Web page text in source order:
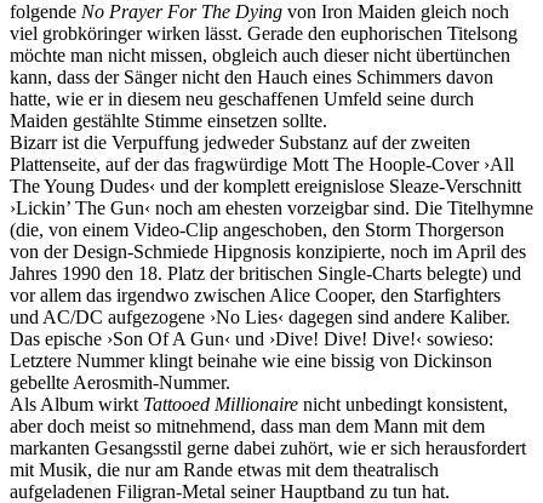
folgende No Prayer For The Dying von Iron Maiden gleich noch
viel grobköringer wirken lässt. Gerade den euphorischen Titelsong
möchte man nicht missen, obgleich auch dieser nicht übertünchen
kann, dass der Sänger nicht den Hauch eines Schimmers davon
hatte, wie er in diesem neu geschaffenen Umfeld seine durch
Maiden gestählte Stimme einsetzen sollte.
Bizarr ist die Verpuffung jedweder Substanz auf der zweiten
Plattenseite, auf der das fragwürdige Mott The Hoople-Cover ›All
The Young Dudes‹ und der komplett ereignislose Sleaze-Verschnitt
›Lickin’ The Gun‹ noch am ehesten vorzeigbar sind. Die Titelhymne
(die, von einem Video-Clip angeschoben, den Storm Thorgerson
von der Design-Schmiede Hipgnosis konzipierte, noch im April des
Jahres 1990 den 18. Platz der britischen Single-Charts belegte) und
vor allem das irgendwo zwischen Alice Cooper, den Starfighters
und AC/DC aufgezogene ›No Lies‹ dagegen sind andere Kaliber.
Das epische ›Son Of A Gun‹ und ›Dive! Dive! Dive!‹ sowieso:
Letztere Nummer klingt beinahe wie eine bissig von Dickinson
gebellte Aerosmith-Nummer.
Als Album wirkt Tattooed Millionaire nicht unbedingt konsistent,
aber doch meist so mitnehmend, dass man dem Mann mit dem
markanten Gesangsstil gerne dabei zuhört, wie er sich herausfordert
mit Musik, die nur am Rande etwas mit dem theatralisch
aufgeladenen Filigran-Metal seiner Hauptband zu tun hat.